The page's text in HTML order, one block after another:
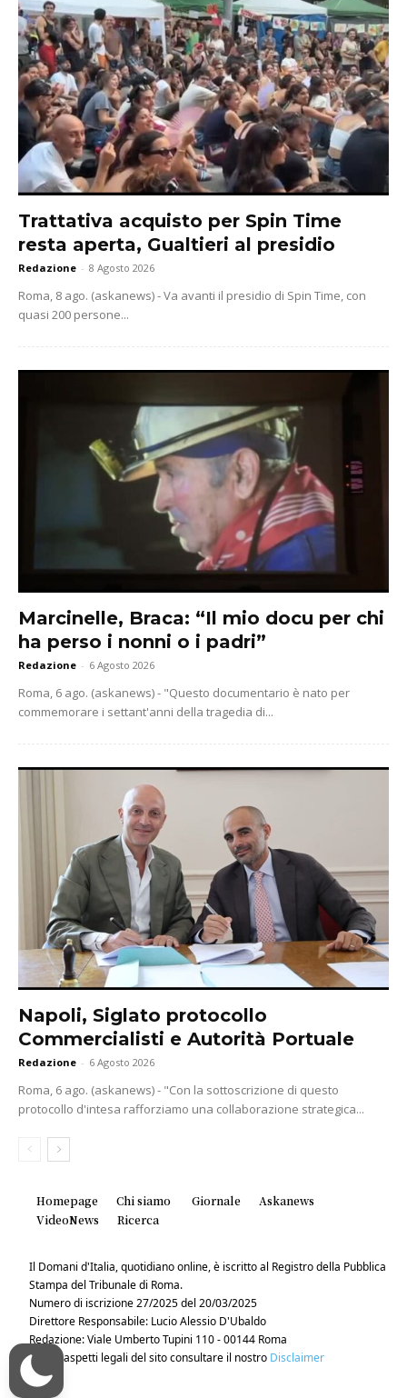
Trattativa acquisto per Spin Time
resta aperta, Gualtieri al presidio
Redazione - 8 Agosto 2026
Roma, 8 ago. (askanews) - Va avanti il presidio di Spin Time, con
quasi 200 persone...
Marcinelle, Braca: “Il mio docu per chi
ha perso i nonni o i padri”
Redazione - 6 Agosto 2026
Roma, 6 ago. (askanews) - "Questo documentario è nato per
commemorare i settant'anni della tragedia di...
Napoli, Siglato protocollo
Commercialisti e Autorità Portuale
Redazione - 6 Agosto 2026
Roma, 6 ago. (askanews) - "Con la sottoscrizione di questo
protocollo d'intesa rafforziamo una collaborazione strategica...
Homepage Chi siamo Giornale
Askanews
VideoNews
Ricerca
Il Domani d'Italia, quotidiano online, è iscritto al Registro della Pubblica
Stampa del Tribunale di Roma.
Numero di iscrizione 27/2025 del 20/03/2025
Direttore Responsabile: Lucio Alessio D'Ubaldo
Redazione: Viale Umberto Tupini 110 - 00144 Roma
Per gli aspetti legali del sito consultare il nostro Disclaimer